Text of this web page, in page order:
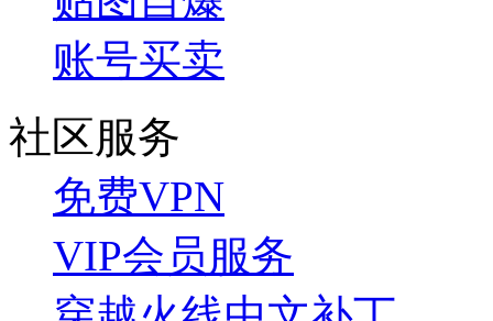
账号买卖
社区服务
免费VPN
VIP会员服务